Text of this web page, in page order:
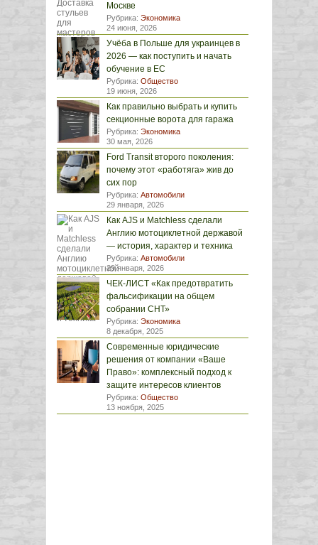
Москве
Рубрика: Экономика
24 июня, 2026
Учёба в Польше для украинцев в
2026 — как поступить и начать
обучение в ЕС
Рубрика: Общество
19 июня, 2026
Как правильно выбрать и купить
секционные ворота для гаража
Рубрика: Экономика
30 мая, 2026
Ford Transit второго поколения:
почему этот «работяга» жив до
сих пор
Рубрика: Автомобили
29 января, 2026
Как AJS и Matchless сделали
Англию мотоциклетной державой
— история, характер и техника
Рубрика: Автомобили
29 января, 2026
ЧЕК-ЛИСТ «Как предотвратить
фальсификации на общем
собрании СНТ»
Рубрика: Экономика
8 декабря, 2025
Современные юридические
решения от компании «Ваше
Право»: комплексный подход к
защите интересов клиентов
Рубрика: Общество
13 ноября, 2025